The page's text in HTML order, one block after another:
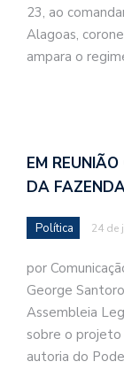
23, ao
Alagoas,
ampara o
EM
DA
Política 24 de
por
George
Assembleia
sobre o projeto
autoria do